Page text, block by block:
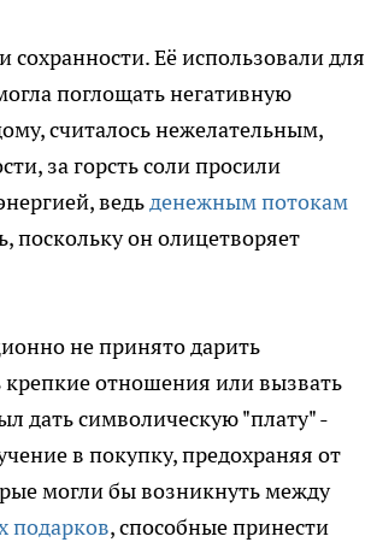
Её использовали для
поглощать негативную
считалось нежелательным,
за горсть соли просили
ведьденежным потокам
поскольку он олицетворяет
не принято дарить
крепкие отношения или вызвать
дать символическую "плату" -
в покупку, предохраняя от
могли бы возникнуть между
подарков, способные принести